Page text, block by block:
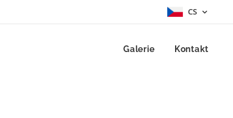
CS
Galerie Kontakt